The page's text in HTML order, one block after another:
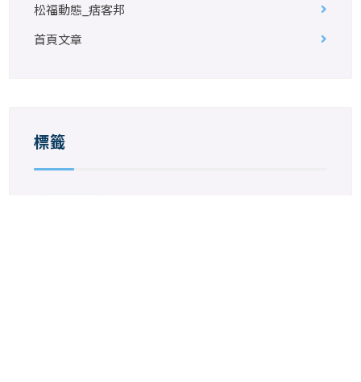
松福動態_痞客邦
首頁文章
標籤